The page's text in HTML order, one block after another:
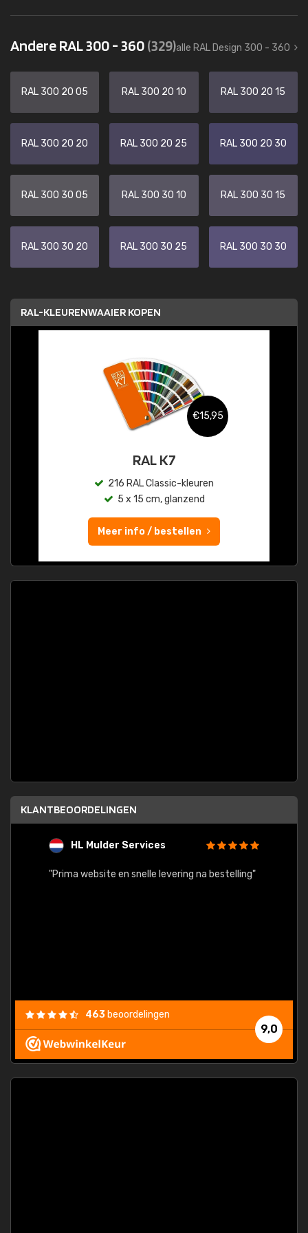
Andere RAL 300 - 360(329)alle RAL Design 300 - 360
RAL 300 20 05 RAL 300 20 10 RAL 300 20 15
RAL 300 20 20 RAL 300 20 25 RAL 300 20 30
RAL 300 30 05 RAL 300 30 10 RAL 300 30 15
RAL 300 30 20 RAL 300 30 25 RAL 300 30 30
RAL-KLEURENWAAIER KOPEN
€15,95
RAL K7
216 RAL Classic-kleuren
5 x 15 cm, glanzend
Meer info / bestellen
KLANTBEOORDELINGEN
HL Mulder Services
"Prima website en snelle levering na bestelling"
9,0
463 beoordelingen